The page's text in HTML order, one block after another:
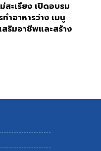
ะเรียง เปิดอบรม
ำอาหารว่าง เมนู
สริมอาชีพและสร้าง